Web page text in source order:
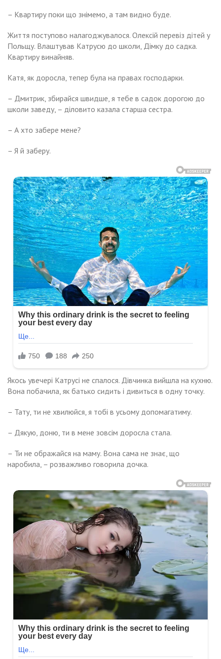
– Квартиру поки що знімемо, а там видно буде.
Життя поступово налагоджувалося. Олексій перевіз дітей у
Польщу. Влаштував Катрусю до школи, Дімку до садка.
Квартиру винайняв.
Катя, як доросла, тепер була на правах господарки.
– Дмитрик, збирайся швидше, я тебе в садок дорогою до
школи заведу, – діловито казала старша сестра.
– А хто забере мене?
– Я й заберу.
Якось увечері Катрусі не спалося. Дівчинка вийшла на кухню.
Вона побачила, як батько сидить і дивиться в одну точку.
– Тату, ти не хвилюйся, я тобі в усьому допомагатиму.
– Дякую, доню, ти в мене зовсім доросла стала.
– Ти не ображайся на маму. Вона сама не знає, що
наробила, – розважливо говорила дочка.